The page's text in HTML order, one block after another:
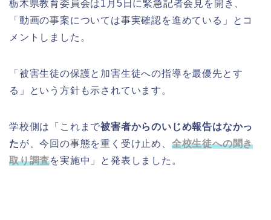
栃木県教育委員会は1月5日に緊急記者会見を開き、
「動画の事案については事実確認を進めている」とコ
メントしました。
「被害生徒の保護と加害生徒への指導を最優先とす
る」という方針も示されています。
学校側は「これまで被害者からのいじめ報告はなかっ
たが、今回の事態を重く受け止め、 全校生徒への聞き
取り調査を実施中」と発表しました。